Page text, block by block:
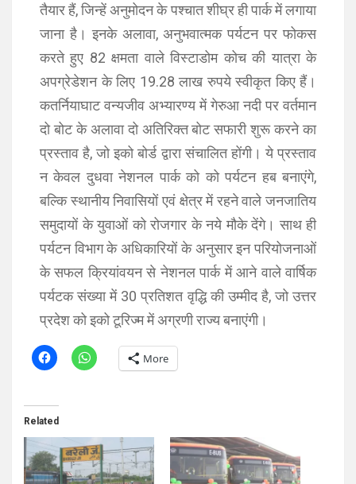
तैयार हैं, जिन्हें अनुमोदन के पश्चात शीघ्र ही पार्क में लगाया
जाना है। इनके अलावा, अनुभवात्मक पर्यटन पर फोकस
करते हुए 82 क्षमता वाले विस्टाडोम कोच की यात्रा के
अपग्रेडेशन के लिए 19.28 लाख रुपये स्वीकृत किए हैं।
कतर्नियाघाट वन्यजीव अभ्यारण्य में गेरुआ नदी पर वर्तमान
दो बोट के अलावा दो अतिरिक्त बोट सफारी शुरू करने का
प्रस्ताव है, जो इको बोर्ड द्वारा संचालित होंगी। ये प्रस्ताव
न केवल दुधवा नेशनल पार्क को को पर्यटन हब बनाएंगे,
बल्कि स्थानीय निवासियों एवं क्षेत्र में रहने वाले जनजातिय
समुदायों के युवाओं को रोजगार के नये मौके देंगे। साथ ही
पर्यटन विभाग के अधिकारियों के अनुसार इन परियोजनाओं
के सफल क्रियांवयन से नेशनल पार्क में आने वाले वार्षिक
पर्यटक संख्या में 30 प्रतिशत वृद्धि की उम्मीद है, जो उत्तर
प्रदेश को इको टूरिज्म में अग्रणी राज्य बनाएंगी।
More
Related